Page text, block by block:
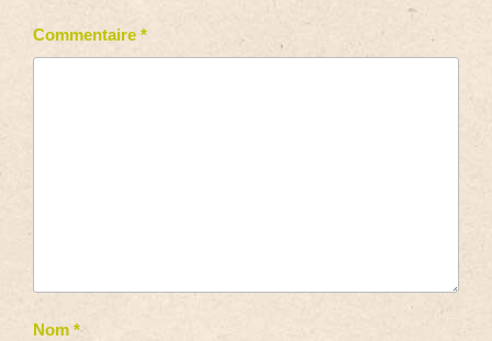
Commentaire *
Nom *